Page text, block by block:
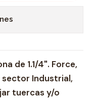
de 1.1/4". Force,
sector Industrial,
tuercas y/o